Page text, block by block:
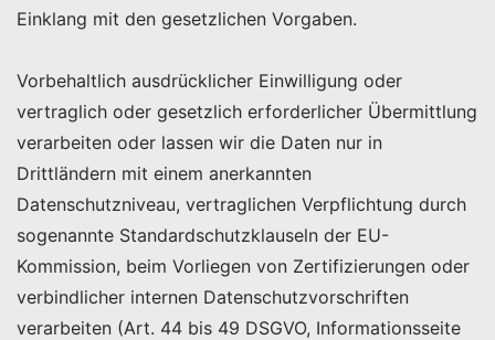
Einklang mit den gesetzlichen Vorgaben.
Vorbehaltlich ausdrücklicher Einwilligung oder
vertraglich oder gesetzlich erforderlicher Übermittlung
verarbeiten oder lassen wir die Daten nur in
Drittländern mit einem anerkannten
Datenschutzniveau, vertraglichen Verpflichtung durch
sogenannte Standardschutzklauseln der EU-
Kommission, beim Vorliegen von Zertifizierungen oder
verbindlicher internen Datenschutzvorschriften
verarbeiten (Art. 44 bis 49 DSGVO, Informationsseite